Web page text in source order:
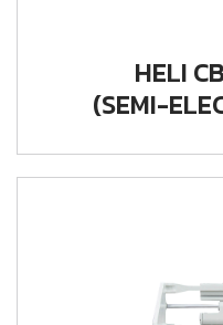
HELI
(SEMI-